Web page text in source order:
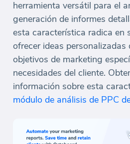
herramienta versátil para el
generación de informes
esta característica radica en
ofrecer ideas personalizadas
objetivos de marketing
necesidades del cliente.
información sobre esta
módulo de análisis de PPC